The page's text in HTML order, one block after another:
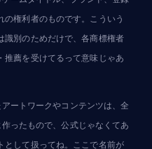
の権利者のものです。こういう
識別のためだけで、各商標権者
推薦を受けてるって意味じゃあ
ートワークやコンテンツは、全
ったもので、公式じゃなくてあ
として扱ってね。ここで名前が